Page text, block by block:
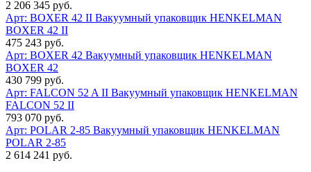
2 206 345 руб.
Арт: BOXER 42 II Вакуумный упаковщик HENKELMAN
BOXER 42 II
475 243 руб.
Арт: BOXER 42 Вакуумный упаковщик HENKELMAN
BOXER 42
430 799 руб.
Арт: FALCON 52 A II Вакуумный упаковщик HENKELMAN
FALCON 52 II
793 070 руб.
Арт: POLAR 2-85 Вакуумный упаковщик HENKELMAN
POLAR 2-85
2 614 241 руб.